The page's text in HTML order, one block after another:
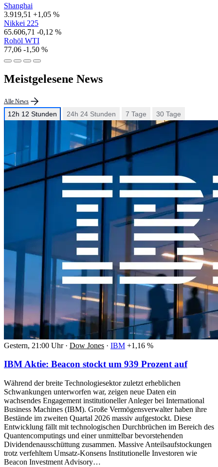
Shanghai
3.919,51 +1,05 %
Nikkei 225
65.606,71 -0,12 %
Rohöl WTI
77,06 -1,50 %
Meistgelesene News
Alle News
12h 12 Stunden 24h 24 Stunden 7 Tage 30 Tage
Gestern, 21:00 Uhr · Dow Jones · IBM +1,16 %
IBM Aktie: Beacon stockt um 939 Prozent auf
Während der breite Technologiesektor zuletzt erheblichen
Schwankungen unterworfen war, zeigen neue Daten ein
wachsendes Engagement institutioneller Anleger bei International
Business Machines (IBM). Große Vermögensverwalter haben ihre
Bestände im zweiten Quartal 2026 massiv aufgestockt. Diese
Entwicklung fällt mit technologischen Durchbrüchen im Bereich des
Quantencomputings und einer unmittelbar bevorstehenden
Dividendenausschüttung zusammen. Massive Anteilsaufstockungen
trotz verfehltem Umsatz-Konsens Institutionelle Investoren wie
Beacon Investment Advisory…